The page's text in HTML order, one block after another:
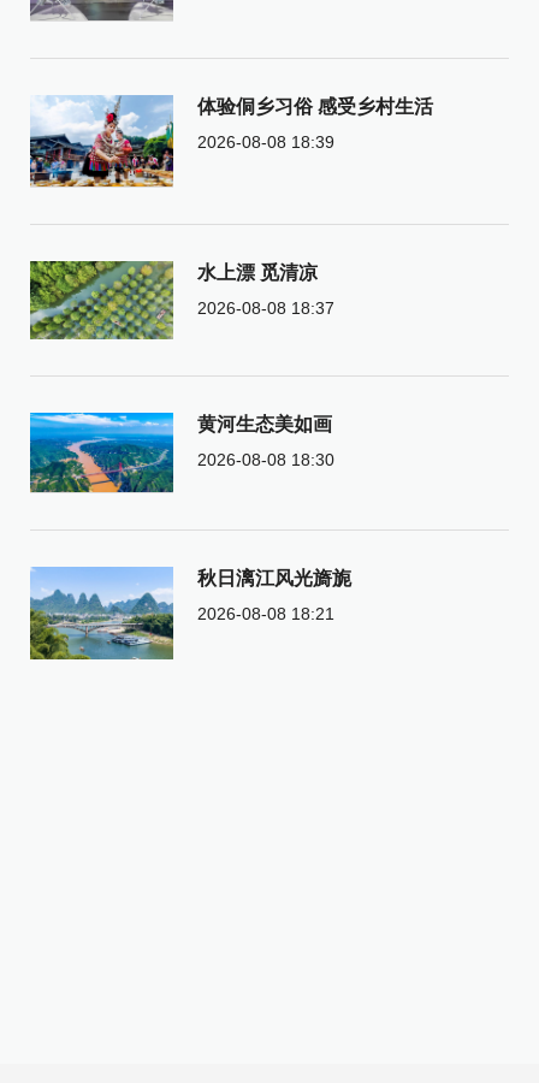
体验侗乡习俗 感受乡村生活
2026-08-08 18:39
水上漂 觅清凉
2026-08-08 18:37
黄河生态美如画
2026-08-08 18:30
秋日漓江风光旖旎
2026-08-08 18:21